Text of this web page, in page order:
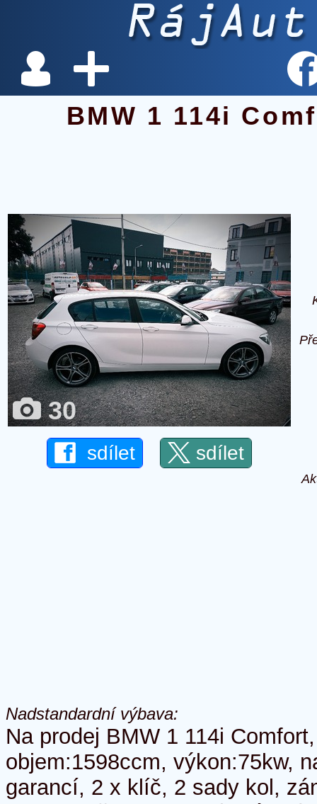
BMW 1 114i
30
sdílet sdílet
Nadstandardní výbava:
Na prodej BMW 1 114i
objem:1598ccm, výkon:75kw,
garancí, 2 x klíč, 2 sady kol,